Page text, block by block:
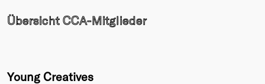
Übersicht CCA-Mitglieder
Young Creatives